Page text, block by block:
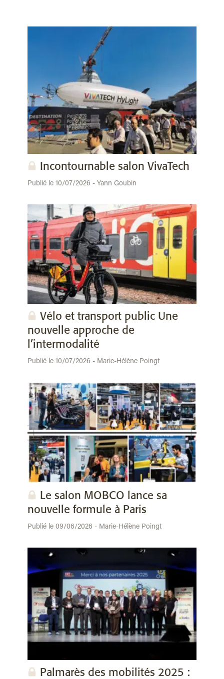
Incontournable salon VivaTech
Publié le 10/07/2026 - Yann Goubin
Vélo et transport public Une
nouvelle approche de
l’intermodalité
Publié le 10/07/2026 - Marie-Hélène Poingt
Le salon MOBCO lance sa
nouvelle formule à Paris
Publié le 09/06/2026 - Marie-Hélène Poingt
Palmarès des mobilités 2025 :